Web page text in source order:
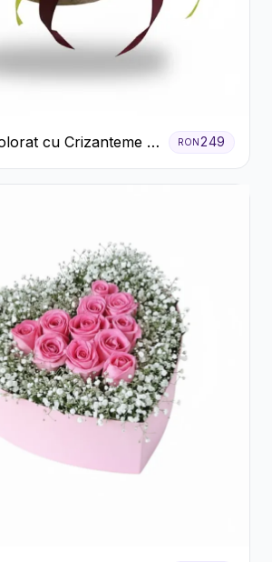
cu Crizanteme în
RON249